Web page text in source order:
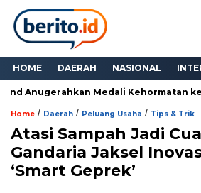
HOME DAERAH NASIONAL
Anugerahkan Medali Kehormatan
Home / Daerah / Peluang Usaha / Tips & Trik
Atasi Sampah Jadi
Gandaria Jaksel
‘Smart Geprek’